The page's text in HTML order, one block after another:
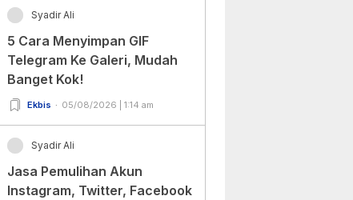
Syadir Ali
5 Cara Menyimpan GIF
Telegram Ke Galeri, Mudah
Banget Kok!
Ekbis 05/08/2026 | 1:14 am
Syadir Ali
Jasa Pemulihan Akun
Instagram, Twitter, Facebook